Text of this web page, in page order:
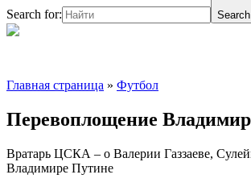
Search for:
Главная страница » Футбол
Перевоплощение
Вратарь ЦСКА – о Валерии Газзаеве,
Владимире Путине